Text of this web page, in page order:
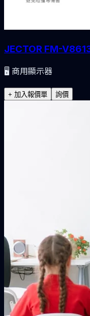
JECTOR FM-
🖥️ 商用顯示器
+ 加入報價單 詢價